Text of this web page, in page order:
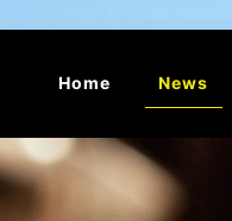
Home News